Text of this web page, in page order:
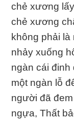
chẻ xương
chẻ xương
không phải
nhảy xuống
ngàn cái đinh
một ngàn lỗ
người đã
ngựa, Thất